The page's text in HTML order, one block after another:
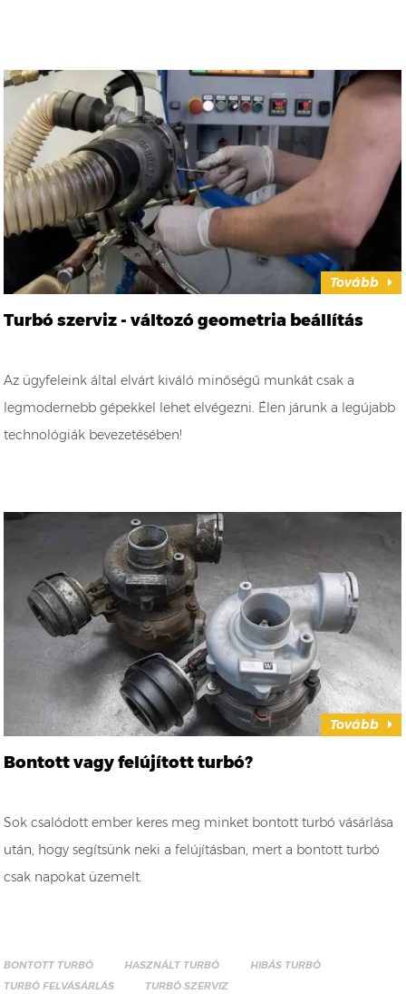
Tovább
Turbó szerviz - változó geometria beállítás
Az ügyfeleink által elvárt kiváló minőségű munkát csak a
legmodernebb gépekkel lehet elvégezni. Élen járunk a legújabb
technológiák bevezetésében!
Tovább
Bontott vagy felújított turbó?
Sok csalódott ember keres meg minket bontott turbó vásárlása
után, hogy segítsünk neki a felújításban, mert a bontott turbó
csak napokat üzemelt.
BONTOTT TURBÓ HASZNÁLT TURBÓ
HIBÁS TURBÓ
TURBÓ FELVÁSÁRLÁS
TURBÓ SZERVIZ